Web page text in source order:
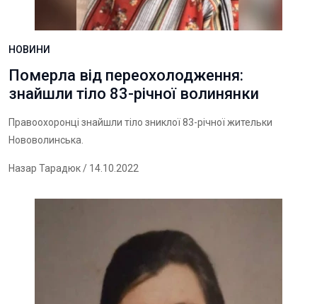
НОВИНИ
Померла від переохолодження:
знайшли тіло 83-річної волинянки
Правоохоронці знайшли тіло зниклої 83-річної жительки
Нововолинська.
Назар Тарадюк/ 14.10.2022